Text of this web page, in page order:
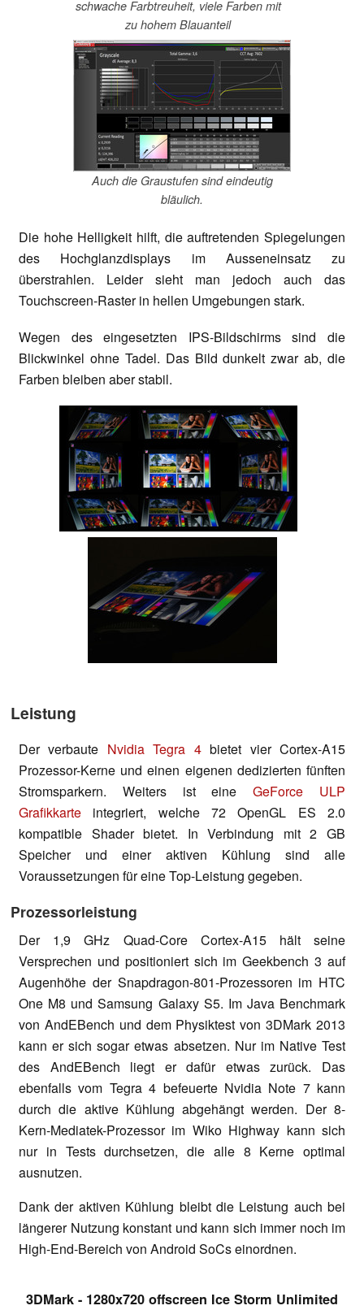
schwache Farbtreuheit, viele Farben mit
zu hohem Blauanteil
Auch die Graustufen sind eindeutig
bläulich.
Die hohe Helligkeit hilft, die auftretenden Spiegelungen
des Hochglanzdisplays im Ausseneinsatz zu
überstrahlen. Leider sieht man jedoch auch das
Touchscreen-Raster in hellen Umgebungen stark.
Wegen des eingesetzten IPS-Bildschirms sind die
Blickwinkel ohne Tadel. Das Bild dunkelt zwar ab, die
Farben bleiben aber stabil.
Leistung
Der verbaute Nvidia Tegra 4bietet vier Cortex-A15
Prozessor-Kerne und einen eigenen dedizierten fünften
Stromsparkern. Weiters ist eineGeForce ULP
Grafikkarte integriert, welche 72 OpenGL ES 2.0
kompatible Shader bietet. In Verbindung mit 2 GB
Speicher und einer aktiven Kühlung sind alle
Voraussetzungen für eine Top-Leistung gegeben.
Prozessorleistung
Der 1,9 GHz Quad-Core Cortex-A15 hält seine
Versprechen und positioniert sich im Geekbench 3 auf
Augenhöhe der Snapdragon-801-Prozessoren im HTC
One M8 und Samsung Galaxy S5. Im Java Benchmark
von AndEBench und dem Physiktest von 3DMark 2013
kann er sich sogar etwas absetzen. Nur im Native Test
des AndEBench liegt er dafür etwas zurück. Das
ebenfalls vom Tegra 4 befeuerte Nvidia Note 7 kann
durch die aktive Kühlung abgehängt werden. Der 8-
Kern-Mediatek-Prozessor im Wiko Highway kann sich
nur in Tests durchsetzen, die alle 8 Kerne optimal
ausnutzen.
Dank der aktiven Kühlung bleibt die Leistung auch bei
längerer Nutzung konstant und kann sich immer noch im
High-End-Bereich von Android SoCs einordnen.
3DMark - 1280x720 offscreen Ice Storm Unlimited